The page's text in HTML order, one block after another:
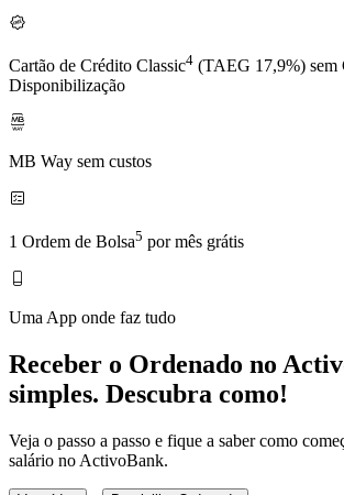
Cartão de Crédito Classic4 (TAEG 17,9%) sem
Disponibilização
MB Way sem custos
1 Ordem de Bolsa5 por mês grátis
Uma App onde faz tudo
Receber o Ordenado no
simples. Descubra como!
Veja o passo a passo e fique a saber como
salário no ActivoBank.